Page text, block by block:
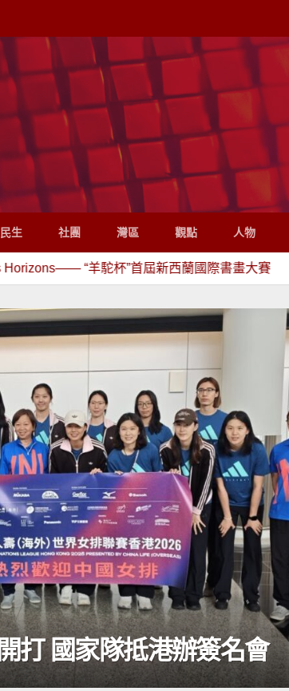
民生 社團 灣區 觀點 人物
駝杯”首屆新西蘭國際書畫大賽 《七絕·丙
打 國家隊抵港辦簽名會